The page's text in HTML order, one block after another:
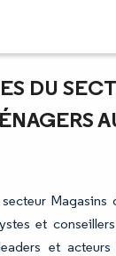
DU
et
et